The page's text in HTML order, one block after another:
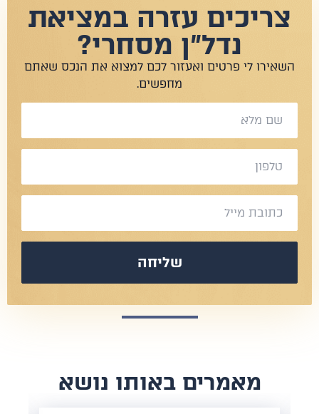
צריכים עזרה במציאת
נדל"ן מסחרי?
השאירו לי פרטים ואעזור לכם למצוא את הנכס שאתם
מחפשים.
שליחה
​מאמרים באותו נושא